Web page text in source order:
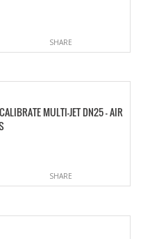
SHARE
MULTI-JET DN25 – AIR
SHARE